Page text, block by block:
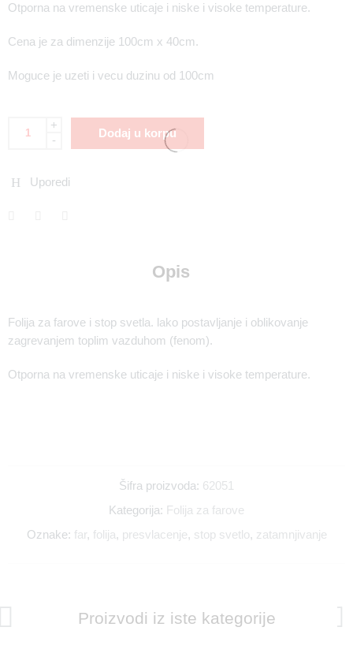
Otporna na vremenske uticaje i niske i visoke temperature.
Cena je za dimenzije 100cm x 40cm.
Moguce je uzeti i vecu duzinu od 100cm
+
-
Dodaj u korpu
Uporedi
Opis
Folija za farove i stop svetla. lako postavljanje i oblikovanje
zagrevanjem toplim vazduhom (fenom).
Otporna na vremenske uticaje i niske i visoke temperature.
Šifra proizvoda: 62051
Kategorija: Folija za farove
Oznake: far, folija, presvlacenje, stop svetlo, zatamnjivanje
Proizvodi iz iste kategorije